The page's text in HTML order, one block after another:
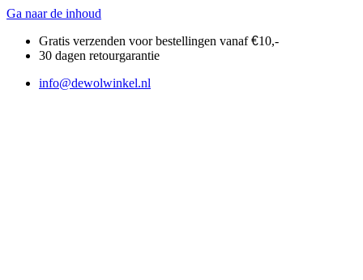
Ga naar de inhoud
Gratis verzenden voor bestellingen vanaf€10,-
30 dagen retourgarantie
info@dewolwinkel.nl